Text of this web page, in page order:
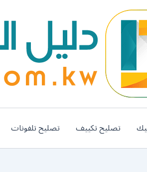
تصليح تكييف تصليح تلفونات